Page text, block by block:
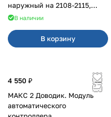
наружный на 2108-2115,
2110-2112
В наличии
В корзину
4 550 ₽
МАКС 2 Доводик. Модуль
автоматического